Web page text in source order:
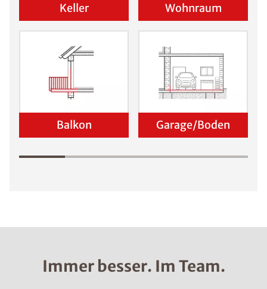
Keller Wohnraum
Balkon Garage/Boden
Immer besser. Im Team.